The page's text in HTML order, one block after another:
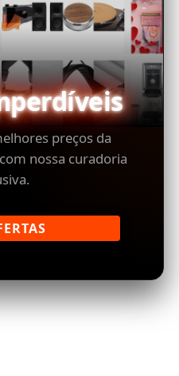
preços da
nossa curadoria